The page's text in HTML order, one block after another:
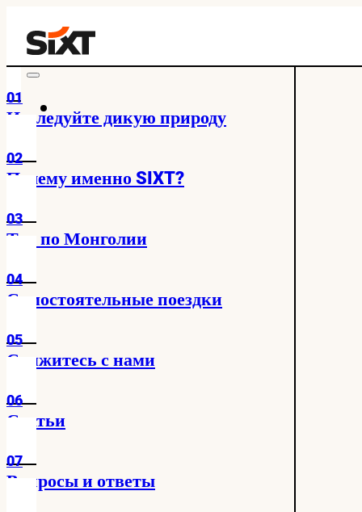
01
Исследуйте дикую природу
02
Почему именно SIXT?
03
Тур по Монголии
04
Самостоятельные поездки
05
Свяжитесь с нами
06
Статьи
07
Вопросы и ответы